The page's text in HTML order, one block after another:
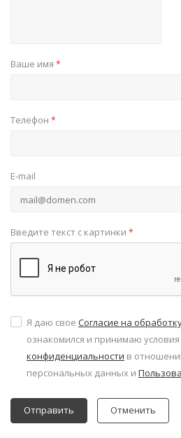
Ваше имя *
Телефон *
E-mail
Введите текст с картинки *
Я даю свое Согласие на
ознакомился и принимаю условия
конфиденциальности в
персональных данных и
Отменить